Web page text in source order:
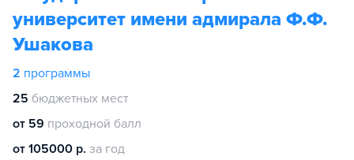
университет имени адмирала Ф.Ф.
Ушакова
2 программы
25 бюджетных мест
от 59 проходной балл
от 105000 р. за год